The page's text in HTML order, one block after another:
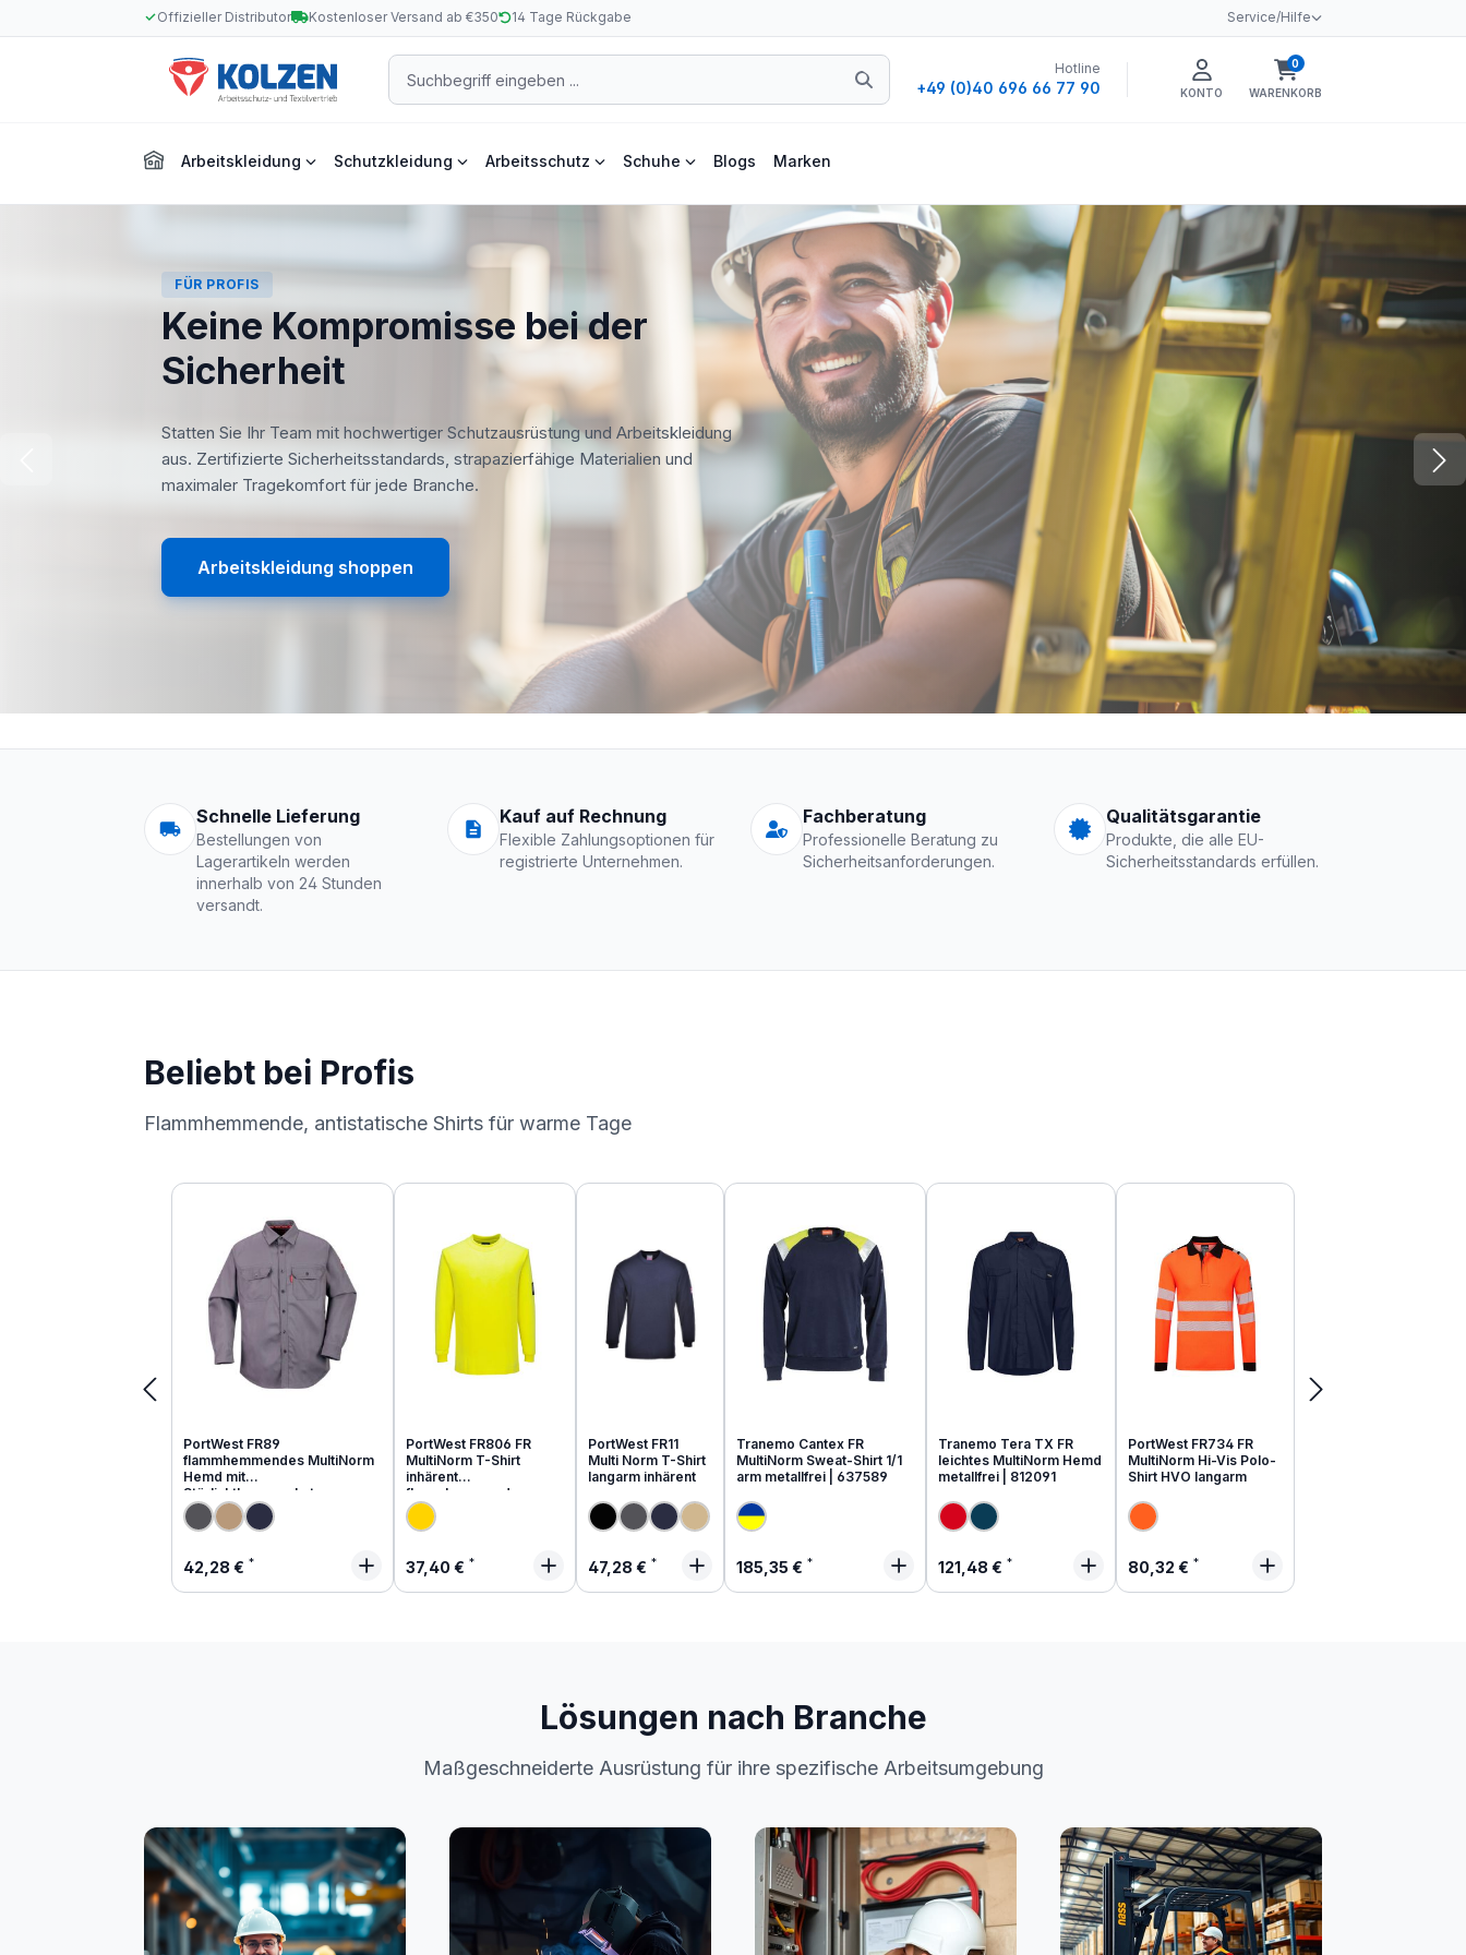
Hauptinhalt springen
Zur Suche springen
Zur Hauptnavigation springen
Offizieller Distributor Kostenloser Versand ab €350 14 Tage Rückgabe Service/Hilfe
Hotline
+49 (0)40 696 66 77 90 KONTO
0
WARENKORB
Warenkorb enthält
Arbeitskleidung Schutzkleidung Arbeitsschutz Schuhe Blogs Marken
FÜR PROFIS
Keine Kompromisse bei der
Sicherheit
Statten Sie Ihr Team mit hochwertiger Schutzausrüstung und Arbeitskleidung
aus. Zertifizierte Sicherheitsstandards, strapazierfähige Materialien und
maximaler Tragekomfort für jede Branche.
Arbeitskleidung shoppen
Arbeitskleidung | Schutzkleidung Firmen Logo
Schnelle Lieferung
Bestellungen von
Lagerartikeln werden
innerhalb von 24 Stunden
versandt.
Kauf auf Rechnung
Flexible Zahlungsoptionen für
registrierte Unternehmen.
Fachberatung
Professionelle Beratung zu
Sicherheitsanforderungen.
Qualitätsgarantie
Produkte, die alle EU-
Sicherheitsstandards erfüllen.
Beliebt bei Profis
Flammhemmende, antistatische Shirts für warme Tage
Produktgalerie überspringen
PortWest FR89
flammhemmendes MultiNorm
Hemd mit
Störlichtbogenschutz
Regulärer Preis:
42,28 €
PortWest FR806 FR
MultiNorm T-Shirt
inhärent
flammhemmend
Regulärer Preis:
37,40 €
PortWest FR11
Multi Norm T-Shirt
langarm inhärent
Regulärer Preis:
47,28 €
Tranemo Cantex FR
MultiNorm Sweat-Shirt 1/1
arm metallfrei | 637589
Regulärer Preis:
185,35 €
Tranemo Tera TX FR
leichtes MultiNorm Hemd
metallfrei | 812091
Regulärer Preis:
121,48 €
PortWest FR734 FR
MultiNorm Hi-Vis Polo-
Shirt HVO langarm
Regulärer Preis:
80,32 €
Lösungen nach Branche
Maßgeschneiderte Ausrüstung für ihre spezifische Arbeitsumgebung